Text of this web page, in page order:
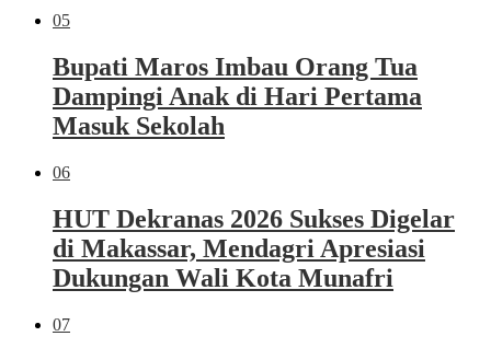
05
Bupati Maros Imbau Orang Tua
Dampingi Anak di Hari Pertama
Masuk Sekolah
06
HUT Dekranas 2026 Sukses Digelar
di Makassar, Mendagri Apresiasi
Dukungan Wali Kota Munafri
07